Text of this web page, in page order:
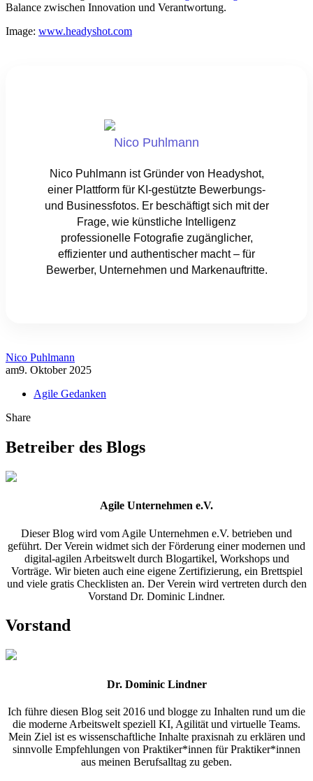
Balance zwischen Innovation und Verantwortung.
Image: www.headyshot.com
Nico Puhlmann
Nico Puhlmann ist Gründer von Headyshot,
einer Plattform für KI-gestützte Bewerbungs-
und Businessfotos. Er beschäftigt sich mit der
Frage, wie künstliche Intelligenz
professionelle Fotografie zugänglicher,
effizienter und authentischer macht – für
Bewerber, Unternehmen und Markenauftritte.
Nico Puhlmann
am9. Oktober 2025
Agile Gedanken
Share
Betreiber des Blogs
Agile Unternehmen e.V.
Dieser Blog wird vom Agile Unternehmen e.V. betrieben und
geführt. Der Verein widmet sich der Förderung einer modernen und
digital-agilen Arbeitswelt durch Blogartikel, Workshops und
Vorträge. Wir bieten auch eine eigene Zertifizierung, ein Brettspiel
und viele gratis Checklisten an. Der Verein wird vertreten durch den
Vorstand Dr. Dominic Lindner.
Vorstand
Dr. Dominic Lindner
Ich führe diesen Blog seit 2016 und blogge zu Inhalten rund um die
die moderne Arbeitswelt speziell KI, Agilität und virtuelle Teams.
Mein Ziel ist es wissenschaftliche Inhalte praxisnah zu erklären und
sinnvolle Empfehlungen von Praktiker*innen für Praktiker*innen
aus meinen Berufsalltag zu geben.